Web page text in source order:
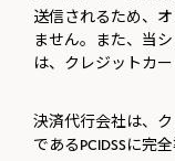
送信されるため、
ません。また、当
は、クレジットカ
決済代行会社は、
であるPCIDSSに完